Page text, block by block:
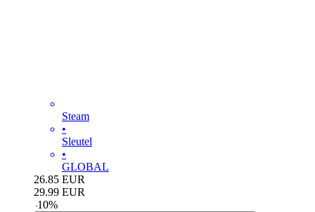
Steam
•
Sleutel
•
GLOBAL
26.85 EUR
29.99 EUR
-10%